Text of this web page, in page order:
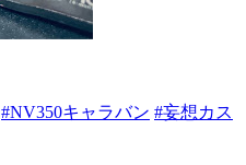
#NV350キャラバン #妄想カス